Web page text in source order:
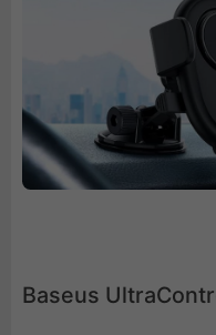
Baseus